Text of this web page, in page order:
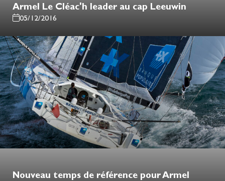
Armel Le Cléac'h leader au cap Leeuwin
05/12/2016
Nouveau temps de référence pour Armel